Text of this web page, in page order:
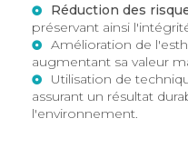
Réduction des
préservant ainsi
Amélioration de
augmentant sa valeur
Utilisation de
assurant un résultat
l'environnement.